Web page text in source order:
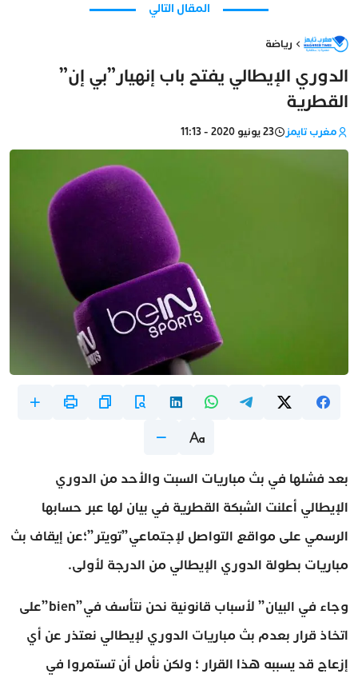
المقال التالي
رياضة
الدوري الإيطالي يفتح باب إنهيار”بي إن”
القطرية
مغرب تايمز 23 يونيو 2020 - 11:13
بعد فشلها في بث مباريات السبت والأحد من الدوري
الإيطالي أعلنت الشبكة القطرية في بيان لها عبر حسابها
الرسمي على مواقع التواصل لإجتماعي”تويتر”؛عن إيقاف بث
مباريات بطولة الدوري الإيطالي من الدرجة لأولى.
وجاء في البيان” لأسباب قانونية نحن نتأسف في”bien”على
اتخاذ قرار بعدم بث مباريات الدوري لإيطالي نعتذر عن أي
إزعاج قد يسببه هذا القرار ؛ ولكن نأمل أن تستمروا في